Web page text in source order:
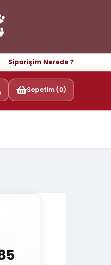
Siparişim Nerede ?
Sepetim (0)